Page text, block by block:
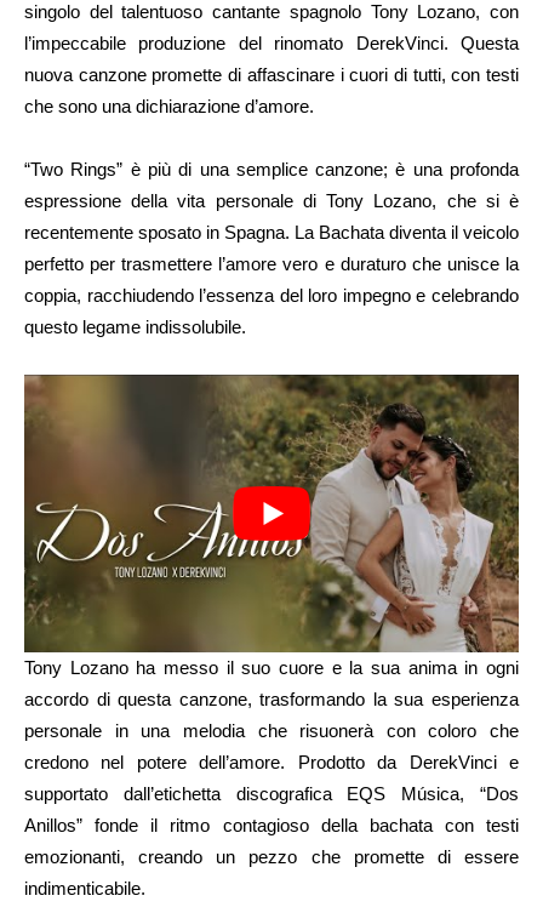
singolo del talentuoso cantante spagnolo Tony Lozano, con
l’impeccabile produzione del rinomato DerekVinci. Questa
nuova canzone promette di affascinare i cuori di tutti, con testi
che sono una dichiarazione d’amore.
“Two Rings” è più di una semplice canzone; è una profonda
espressione della vita personale di Tony Lozano, che si è
recentemente sposato in Spagna. La Bachata diventa il veicolo
perfetto per trasmettere l’amore vero e duraturo che unisce la
coppia, racchiudendo l’essenza del loro impegno e celebrando
questo legame indissolubile.
Tony Lozano ha messo il suo cuore e la sua anima in ogni
accordo di questa canzone, trasformando la sua esperienza
personale in una melodia che risuonerà con coloro che
credono nel potere dell’amore. Prodotto da DerekVinci e
supportato dall’etichetta discografica EQS Música, “Dos
Anillos” fonde il ritmo contagioso della bachata con testi
emozionanti, creando un pezzo che promette di essere
indimenticabile.